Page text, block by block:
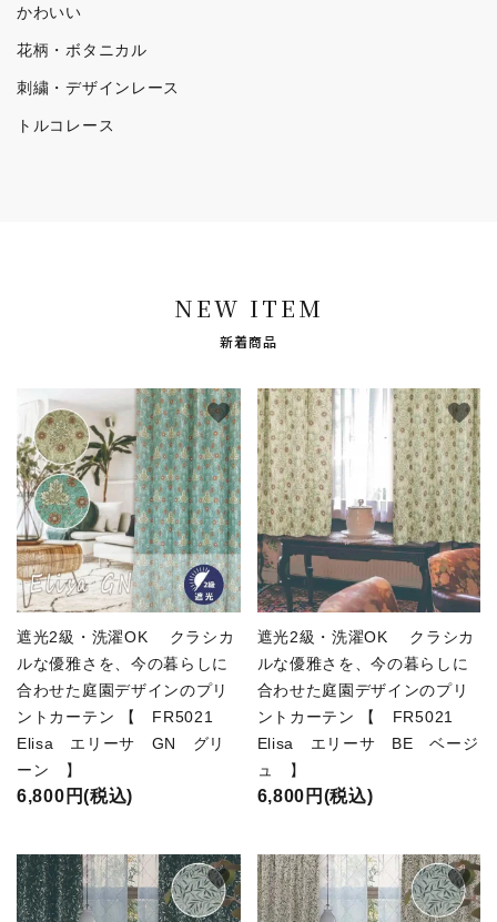
かわいい
花柄・ボタニカル
刺繍・デザインレース
トルコレース
NEW ITEM
新着商品
遮光2級・洗濯OK クラシカ
ルな優雅さを、今の暮らしに
合わせた庭園デザインのプリ
ントカーテン 【 FR5021
Elisa エリーサ GN グリ
ーン 】
6,800円(税込)
favorite
遮光2級・洗濯OK クラシカ
ルな優雅さを、今の暮らしに
合わせた庭園デザインのプリ
ントカーテン 【 FR5021
Elisa エリーサ BE ベージ
ュ 】
6,800円(税込)
favorite
favorite favorite